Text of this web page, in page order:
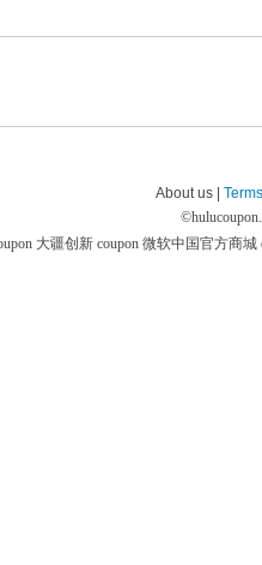
About us |
©
大疆创新 coupon 微软中国官方商城